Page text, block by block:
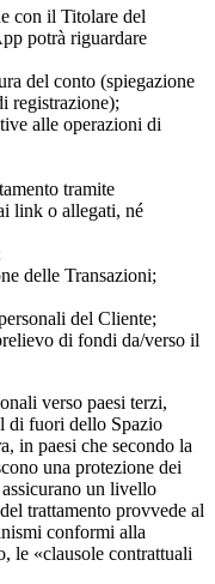
con il Titolare del
potrà riguardare
del conto (spiegazione
registrazione);
alle operazioni di
tramite
link o allegati, né
delle Transazioni;
del Cliente;
di fondi da/verso il
verso paesi terzi,
di fuori dello Spazio
in paesi che secondo la
una protezione dei
un livello
trattamento provvede al
conformi alla
le «clausole contrattuali